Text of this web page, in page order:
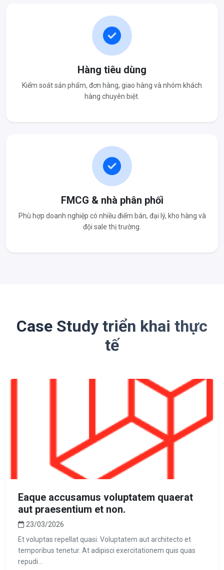
Hàng tiêu dùng
Kiểm soát sản phẩm, đơn hàng, giao hàng và nhóm khách
hàng chuyên biệt.
FMCG & nhà phân phối
Phù hợp doanh nghiệp có nhiều điểm bán, đại lý, kho hàng và
đội sale thị trường.
Case Study triển khai thực
tế
Eaque accusamus voluptatem quaerat
aut praesentium et non.
23/03/2026
Et voluptas repellat quasi. Voluptatem aut architecto et
temporibus tenetur. At adipisci exercitationem quis quas
repudi...